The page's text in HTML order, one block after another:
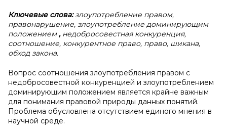
Ключевые слова:злоупотребление правом,
правонарушение, злоупотребление доминирующим
положением , недобросовестная конкуренция,
соотношение, конкурентное право, право, шикана,
обход закона.
Вопрос соотношения злоупотребления правом с
недобросовестной конкуренцией и злоупотреблением
доминирующим положением является крайне важным
для понимания правовой природы данных понятий.
Проблема обусловлена отсутствием единого мнения в
научной среде.